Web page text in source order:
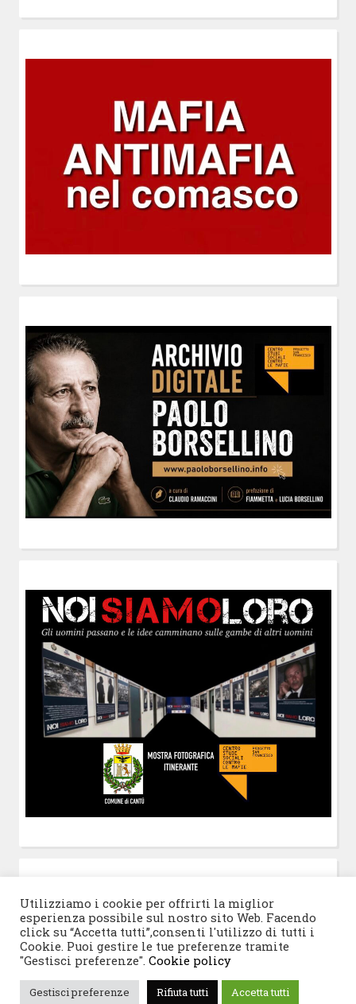
© 2026 Progetto San Francesco |Tema WordPress:
Blogghiamodi CrestaProject.
Utilizziamo i cookie per offrirti la miglior
esperienza possibile sul nostro sito Web. Facendo
click su “Accetta tutti”,consenti l'utilizzo di tutti i
Cookie. Puoi gestire le tue preferenze tramite
"Gestisci preferenze". Cookie policy
Gestisci preferenze Rifiuta tutti Accetta tutti